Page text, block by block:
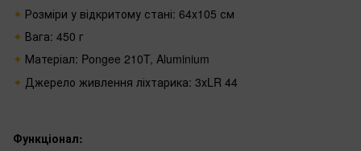
Розміри у відкритому стані: 64х105 см
Вага: 450 г
Матеріал: Pongee 210T, Aluminium
Джерело живлення ліхтарика: 3хLR 44
Функціонал: